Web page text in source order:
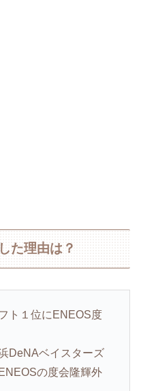
た理由は？
ト１位にENEOS度
DeNAベイスターズ
の度会隆輝外